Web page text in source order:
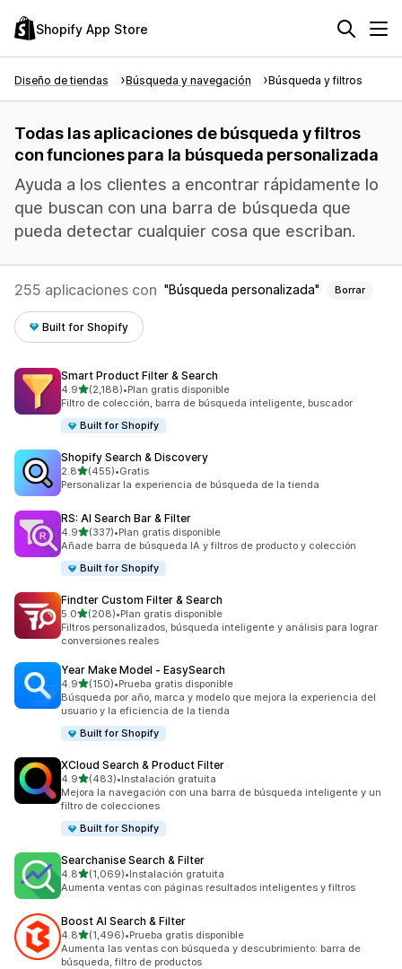
Shopify App Store
Diseño de tiendas Búsqueda y navegación Búsqueda y filtros
Todas las aplicaciones de búsqueda y filtros
con funciones para la búsqueda personalizada
Ayuda a los clientes a encontrar rápidamente lo
que buscan con una barra de búsqueda que
pueda detectar cualquier cosa que escriban.
255 aplicaciones con Búsqueda personalizada Borrar
Built for Shopify
Smart Product Filter & Search
4.9de 5 estrellas
(2,188)
2188 reseñas en total
•Plan gratis disponible
Filtro de colección, barra de búsqueda inteligente, buscador
Built for Shopify
Shopify Search & Discovery
2.8de 5 estrellas
(455)
455 reseñas en total
•Gratis
Personalizar la experiencia de búsqueda de la tienda
RS: AI Search Bar & Filter
4.9de 5 estrellas
(337)
337 reseñas en total
•Plan gratis disponible
Añade barra de búsqueda IA y filtros de producto y colección
Built for Shopify
Findter Custom Filter & Search
5.0de 5 estrellas
(208)
208 reseñas en total
•Plan gratis disponible
Filtros personalizados, búsqueda inteligente y análisis para lograr
conversiones reales
Year Make Model ‑ EasySearch
4.9de 5 estrellas
(150)
150 reseñas en total
•Prueba gratis disponible
Búsqueda por año, marca y modelo que mejora la experiencia del
usuario y la eficiencia de la tienda
Built for Shopify
XCloud Search & Product Filter
4.9de 5 estrellas
(483)
483 reseñas en total
•Instalación gratuita
Mejora la navegación con una barra de búsqueda inteligente y un
filtro de colecciones
Built for Shopify
Searchanise Search & Filter
4.8de 5 estrellas
(1,069)
1069 reseñas en total
•Instalación gratuita
Aumenta ventas con páginas resultados inteligentes y filtros
Boost AI Search & Filter
4.8de 5 estrellas
(1,496)
1496 reseñas en total
•Prueba gratis disponible
Aumenta las ventas con búsqueda y descubrimiento: barra de
búsqueda, filtro de productos